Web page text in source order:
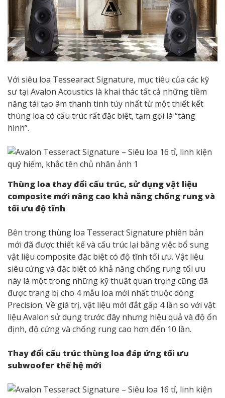
Với siêu loa Tessearact Signature, mục tiêu của các kỹ
sư tại Avalon Acoustics là khai thác tất cả những tiềm
năng tái tạo âm thanh tinh túy nhất từ một thiết kết
thùng loa có cấu trúc rất đặc biệt, tạm gọi là “tàng
hình”.
Thùng loa thay đổi cấu trúc, sử dụng vật liệu
composite mới nâng cao khả năng chống rung và
tối ưu độ tĩnh
Bên trong thùng loa Tesseract Signature phiên bản
mới đã được thiết kế và cấu trúc lại bằng việc bổ sung
vật liệu composite đặc biệt có độ tĩnh tối ưu. Vật liệu
siêu cứng và đặc biệt có khả năng chống rung tối ưu
này là một trong những kỹ thuật quan trọng cũng đã
được trang bị cho 4 mẫu loa mới nhất thuộc dòng
Precision. Về giá trị, vật liệu mới đắt gấp 4 lần so với vật
liệu Avalon sử dụng trước đây nhưng hiệu quả và độ ổn
định, độ cứng và chống rung cao hơn đến 10 lần.
Thay đổi cấu trúc thùng loa đáp ứng tối ưu
subwoofer thế hệ mới